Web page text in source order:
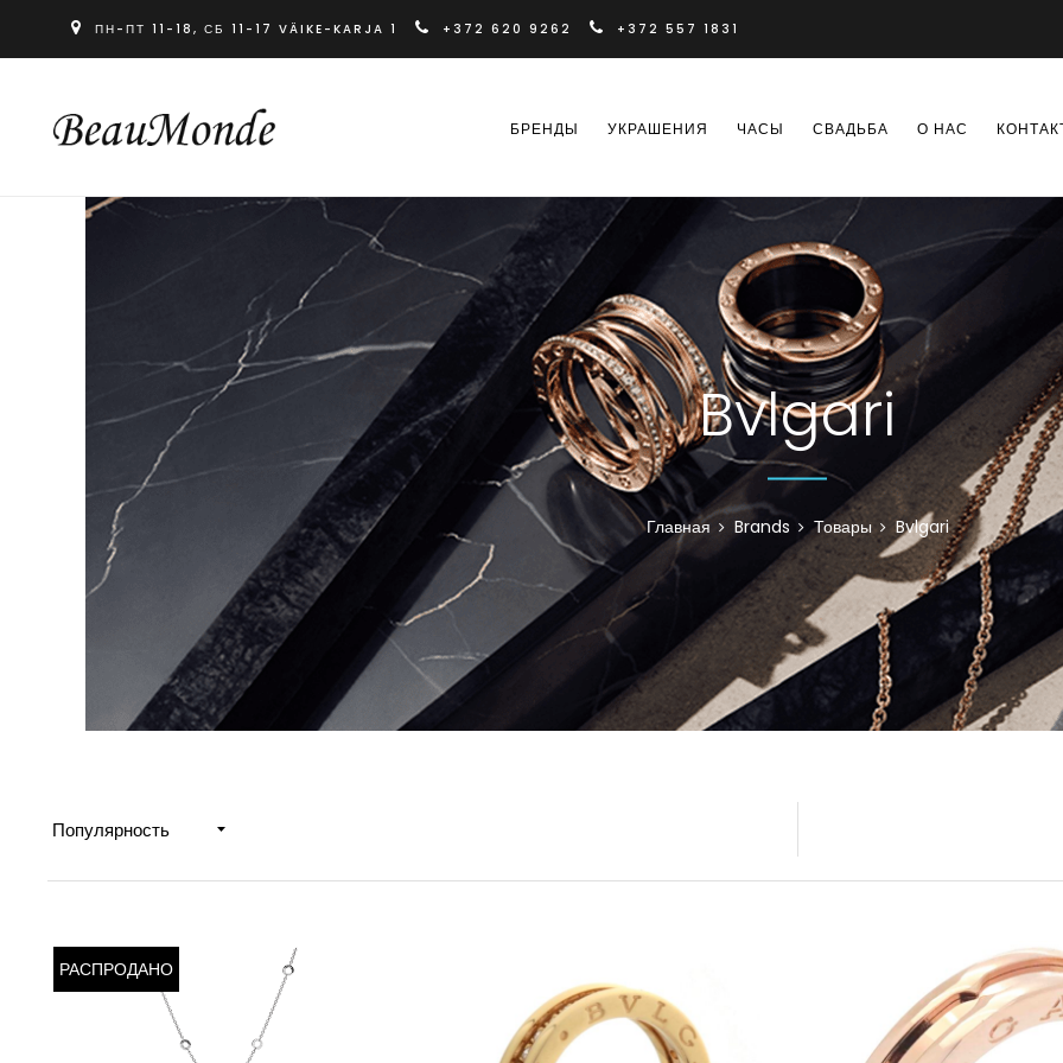
ПН-ПТ 11-18, СБ 11-17 VÄIKE-KARJA 1 +372 620 9262 +372 557 1831
БРЕНДЫ УКРАШЕНИЯ ЧАСЫ СВАДЬБА О НАС
Bvlgari
Главная Brands Товары Bvlgari
РАСПРОДАНО